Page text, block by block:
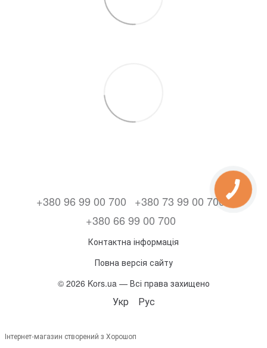
+380 96 99 00 700
+380 73 99 00 700
+380 66 99 00 700
Контактна інформація
Повна версія сайту
© 2026 Kors.ua — Всі права захищено
Укр Рус
Інтернет-магазин створений з Хорошоп